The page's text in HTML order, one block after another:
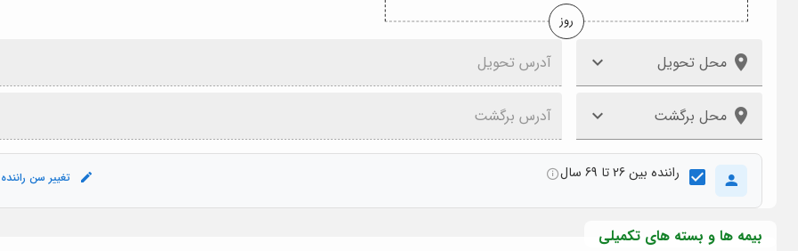
روز
محل تحویل آدرس تحویل
محل برگشت آدرس برگشت
راننده بین 26 تا 69 سال تغییر سن راننده
بیمه ها و بسته های تکمیلی